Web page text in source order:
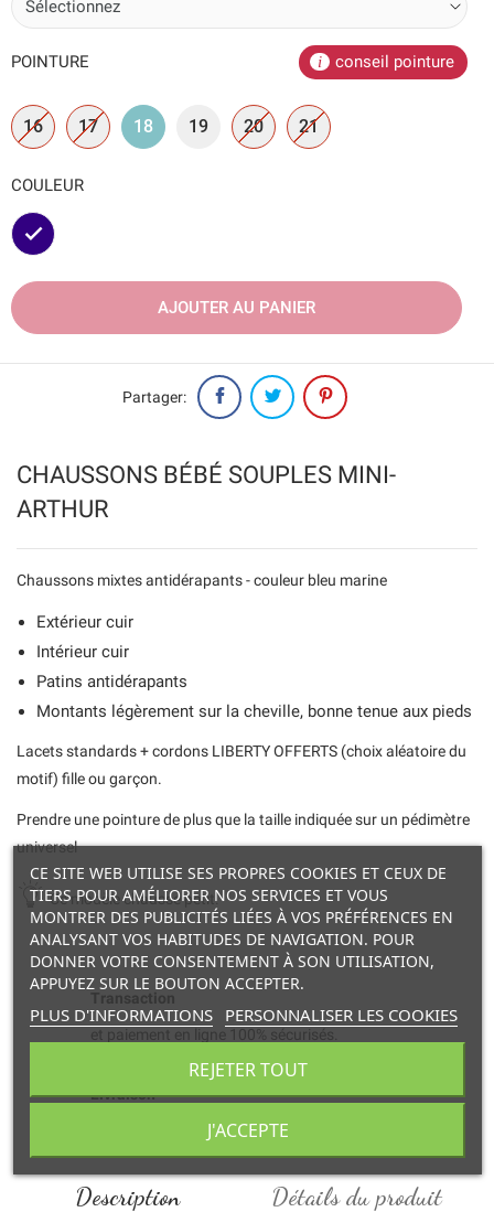
CHAUSSONS BÉBÉ SOUPLES MINI-
ARTHUR
Chaussons mixtes antidérapants - couleur bleu marine
Extérieur cuir
Intérieur cuir
Patins antidérapants
Montants légèrement sur la cheville, bonne tenue aux pieds
Lacets standards + cordons LIBERTY OFFERTS (choix aléatoire du
motif) fille ou garçon.
Prendre une pointure de plus que la taille indiquée sur un pédimètre
universel
Ce modèle chausse petit.
Transaction
et paiement en ligne 100% sécurisés.
Livraison
à domicile ou retrait en point relais.
POINTURE conseil pointure
16 17 18 19 20 21
COULEUR
Marine
AJOUTER AU PANIER
Partager:
Description Détails du produit
CE SITE WEB UTILISE SES PROPRES COOKIES ET CEUX DE
TIERS POUR AMÉLIORER NOS SERVICES ET VOUS
MONTRER DES PUBLICITÉS LIÉES À VOS PRÉFÉRENCES EN
ANALYSANT VOS HABITUDES DE NAVIGATION. POUR
DONNER VOTRE CONSENTEMENT À SON UTILISATION,
APPUYEZ SUR LE BOUTON ACCEPTER.
PLUS D'INFORMATIONS PERSONNALISER LES COOKIES
REJETER TOUT
J'ACCEPTE